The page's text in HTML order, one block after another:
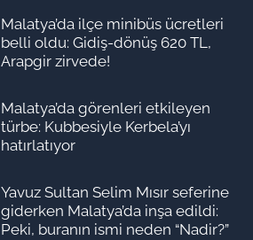
Malatya’da ilçe minibüs ücretleri
belli oldu: Gidiş-dönüş 620 TL,
Arapgir zirvede!
Malatya’da görenleri etkileyen
türbe: Kubbesiyle Kerbela’yı
hatırlatıyor
Yavuz Sultan Selim Mısır seferine
giderken Malatya’da inşa edildi:
Peki, buranın ismi neden “Nadir?”